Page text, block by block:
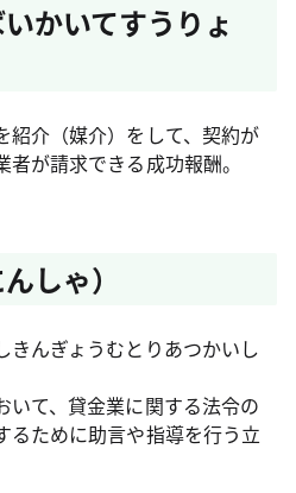
かいてすうりょ
紹介（媒介）をして、契約が
が請求できる成功報酬。
しゃ）
きんぎょうむとりあつかいし
いて、貸金業に関する法令の
るために助言や指導を行う立